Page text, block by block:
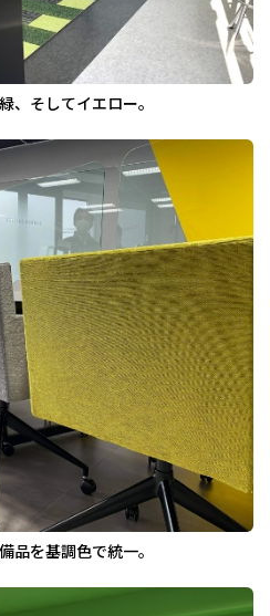
、そしてイエロー。
品を基調色で統一。